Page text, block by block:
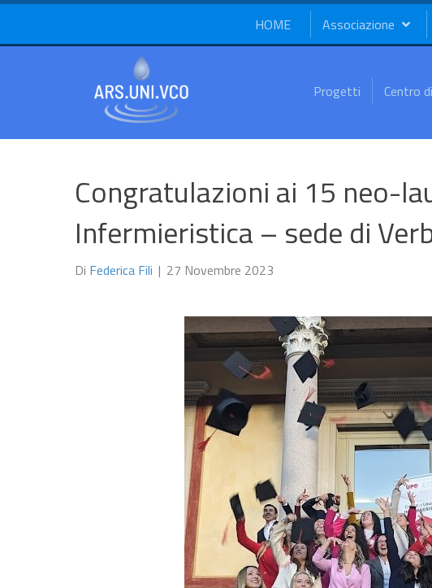
HOME Associazione
Progetti Centro
Congratulazioni ai 15 neo-
Infermieristica – sede di
Di Federica Fili | 27 Novembre 2023